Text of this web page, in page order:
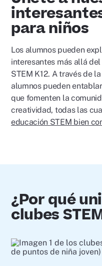
para niños
Los alumnos pueden
interesantes más allá
STEM K12. A través de
alumnos pueden
que fomenten la
creatividad, todas las
educación STEM bien
¿Por qué
clubes